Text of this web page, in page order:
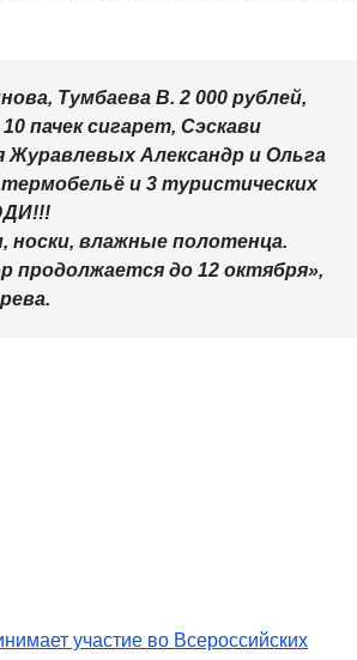
Тумбаева В. 2 000 рублей,
пачек сигарет, Сэскави
Журавлевых Александр и Ольга
и 3 туристических
носки, влажные полотенца.
до 12 октября»,
участие во Всероссийских